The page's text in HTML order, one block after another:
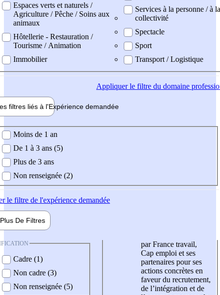
Espaces verts et naturels /
Agriculture / Pêche / Soins aux
animaux
Hôtellerie - Restauration /
Tourisme / Animation
Immobilier
Services à la personne / à la
collectivité
Spectacle
Sport
Transport / Logistique
Appliquerle filtre du domaine
filtres liés à l'Expérience demandée
demandée
Moins de 1 an
De 1 à 3 ans (5)
Plus de 3 ans
Non renseignée (2)
le filtre de l'expérience demandée
Plus De Filtres
Cadre (1)
Non cadre (3)
Non renseignée (5)
par France travail,
Cap emploi et ses
partenaires pour ses
actions concrètes en
faveur du recrutement,
de l’intégration et de